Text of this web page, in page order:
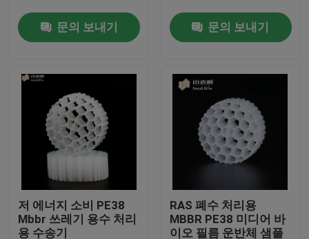
품질 관리
블로그
조회를 요청하다
MBBR 필터 미디어
MBBR 전기 매체
문의 보내기 문의 보내기
저 에너지 소비 PE38
Mbbr 쓰레기 용수 처리
용 수송기
RAS 폐수 처리용
MBBR PE38 미디어 바
이오 필름 운반체 샘플